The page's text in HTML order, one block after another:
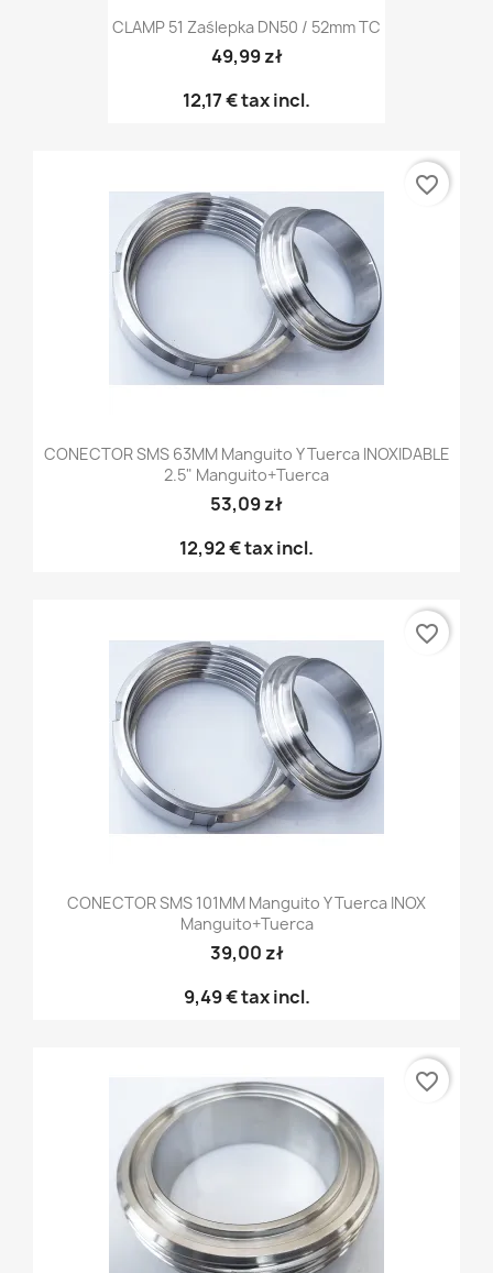
CLAMP 51 Zaślepka DN50 / 52mm TC
49,99 zł
12,17 €tax incl.
CONECTOR SMS 63MM Manguito Y Tuerca INOXIDABLE
2.5" Manguito+tuerca
53,09 zł
12,92 €tax incl.
favorite_border
CONECTOR SMS 101MM Manguito Y Tuerca INOX
Manguito+tuerca
39,00 zł
9,49 €tax incl.
favorite_border
favorite_border